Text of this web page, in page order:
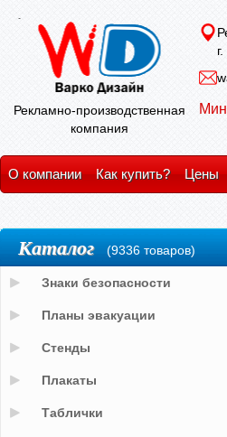
Рекламно-производственная
компания
О компании Как купить? Цены
Каталог (9336 товаров)
Знаки безопасности
Планы эвакуации
Стенды
Плакаты
Таблички